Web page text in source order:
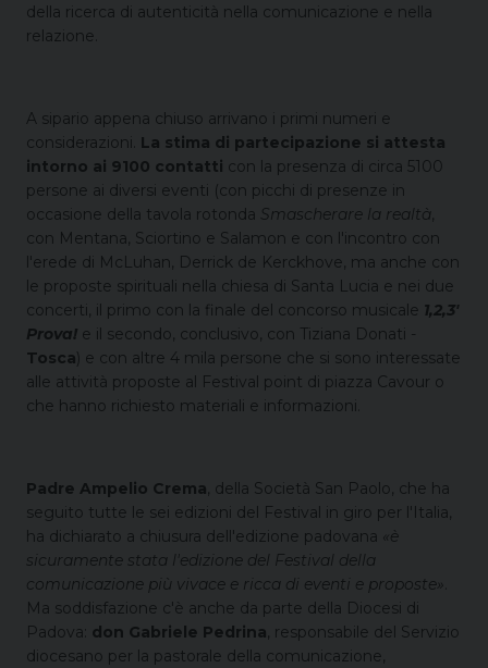
della ricerca di autenticità nella comunicazione e nella
relazione.
A sipario appena chiuso arrivano i primi numeri e
considerazioni. La stima di partecipazione si attesta
intorno ai 9100 contatti con la presenza di circa 5100
persone ai diversi eventi (con picchi di presenze in
occasione della tavola rotonda Smascherare la realtà,
con Mentana, Sciortino e Salamon e con l'incontro con
l'erede di McLuhan, Derrick de Kerckhove, ma anche con
le proposte spirituali nella chiesa di Santa Lucia e nei due
concerti, il primo con la finale del concorso musicale 1,2,3'
Prova! e il secondo, conclusivo, con Tiziana Donati -
Tosca) e con altre 4 mila persone che si sono interessate
alle attività proposte al Festival point di piazza Cavour o
che hanno richiesto materiali e informazioni.
Padre Ampelio Crema, della Società San Paolo, che ha
seguito tutte le sei edizioni del Festival in giro per l'Italia,
ha dichiarato a chiusura dell'edizione padovana «è
sicuramente stata l'edizione del Festival della
comunicazione più vivace e ricca di eventi e proposte»
Ma soddisfazione c'è anche da parte della Diocesi di
Padova: don Gabriele Pedrina, responsabile del Servizio
diocesano per la pastorale della comunicazione,